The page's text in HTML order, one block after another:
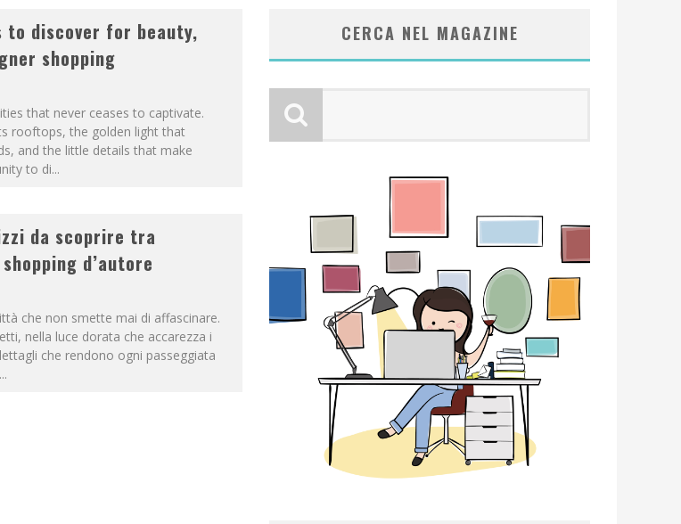
to discover for beauty,
shopping
that never ceases to captivate.
rooftops, the golden light that
and the little details that make
to di...
da scoprire tra
d’autore
che non smette mai di affascinare.
nella luce dorata che accarezza i
che rendono ogni passeggiata
...
CERCA NEL MAGAZINE